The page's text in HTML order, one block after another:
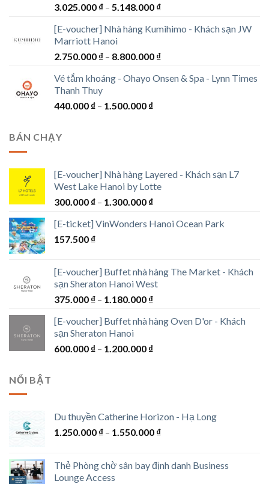
đến
3.025.000 ₫ – 5.148.000 ₫Khoảng
từ
đến
[E-voucher] Nhà hàng Kumihimo - Khách sạn JW
Marriott Hanoi
2.750.000 ₫ – 8.800.000 ₫Khoảng
từ
Vé tắm khoáng - Ohayo Onsen & Spa - Lynn Times
Thanh Thuy
440.000 ₫ – 1.500.000 ₫Khoảng
BÁN CHẠY
[E-voucher] Nhà hàng Layered - Khách sạn L7
West Lake Hanoi by Lotte
300.000 ₫ – 1.300.000 ₫Khoảng
từ
[E-ticket] VinWonders Hanoi Ocean Park
157.500 ₫
[E-voucher] Buffet nhà hàng The Market - Khách
sạn Sheraton Hanoi West
375.000 ₫ – 1.180.000 ₫Khoảng
từ
đến
[E-voucher] Buffet nhà hàng Oven D'or - Khách
sạn Sheraton Hanoi
600.000 ₫ – 1.200.000 ₫Khoảng
1.200.000 ₫
NỔI BẬT
Du thuyền Catherine Horizon - Hạ Long
1.250.000 ₫ – 1.550.000 ₫Khoảng
1.250.000 ₫
Thẻ Phòng chờ sân bay định danh Business
Lounge Access